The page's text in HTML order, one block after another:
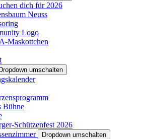
dich für 2026
Neuss
Logo
Maskottchen
umschalten
Bühne
Schützenfest 2026
Dropdown umschalten